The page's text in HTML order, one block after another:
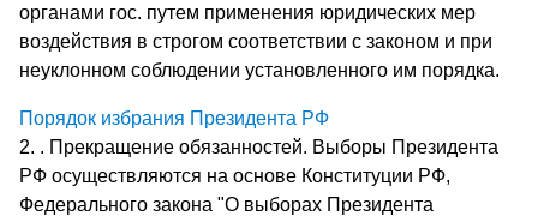
органами гос. путем применения юридических мер
воздействия в строгом соответствии с законом и при
неуклонном соблюдении установленного им порядка.
Порядок избрания Президента РФ
2. . Прекращение обязанностей. Выборы Президента
РФ осуществляются на основе Конституции РФ,
Федерального закона "О выборах Президента